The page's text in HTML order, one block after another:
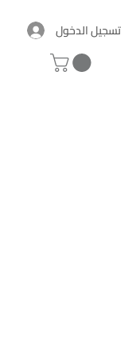
تسجيل الدخول